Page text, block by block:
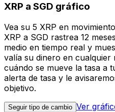
XRP a SGD gráfico
Vea su 5 XRP en
XRP a SGD rastrea 12
medio en tiempo real y
valía su dinero en cualquier
cuándo se mueve la tasa a
alerta de tasa y le
objetivo.
Seguir tipo de cambio Ver